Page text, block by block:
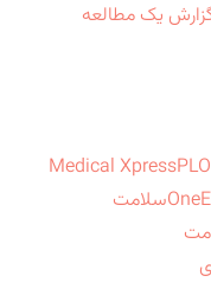
یک مطالعه
Medical Xpress
Oneسلامت